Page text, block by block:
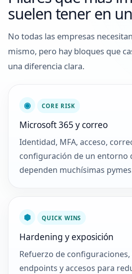
suelen tener en
No todas las empresas
mismo, pero hay bloques que
una diferencia clara.
◉ CORE RISK
Microsoft 365 y correo
Identidad, MFA, acceso,
configuración de un entorno
dependen muchísimas
⬢ QUICK WINS
Hardening y exposición
Refuerzo de configuraciones,
endpoints y accesos para